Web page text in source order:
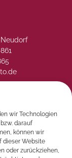
wir Technologien
darauf
können wir
dieser Website
oder zurückziehen,